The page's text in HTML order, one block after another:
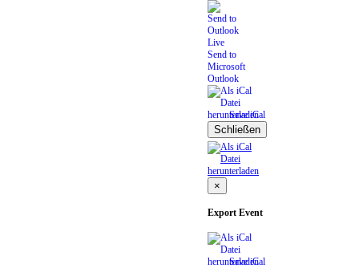
Send to
Microsoft
Outlook
Save iCal
Schließen
×
Export Event
Save iCal